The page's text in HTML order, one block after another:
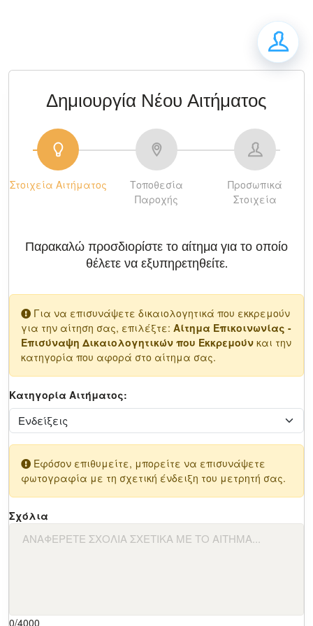
Δημιουργία Νέου Αιτήματος
Στοιχεία Αιτήματος
Τοποθεσία
Παροχής
Προσωπικά
Στοιχεία
Παρακαλώ προσδιορίστε το αίτημα για το οποίο
θέλετε να εξυπηρετηθείτε.
Για να επισυνάψετε δικαιολογητικά που εκκρεμούν
για την αίτηση σας, επιλέξτε: Αίτημα Επικοινωνίας -
Επισύναψη Δικαιολογητικών που Εκκρεμούν και την
κατηγορία που αφορά στο αίτημα σας.
Κατηγορία Αιτήματος:
Εφόσον επιθυμείτε, μπορείτε να επισυνάψετε
φωτογραφία με τη σχετική ένδειξη του μετρητή σας.
Σχόλια
0/4000